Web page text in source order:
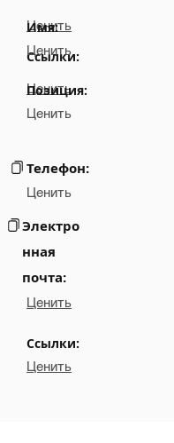
Ценить
Ссылки:
Ценить
Имя:
Ценить
Позиция:
Ценить
Телефон:
Ценить
Электро
нная
почта:
Ценить
Ссылки:
Ценить